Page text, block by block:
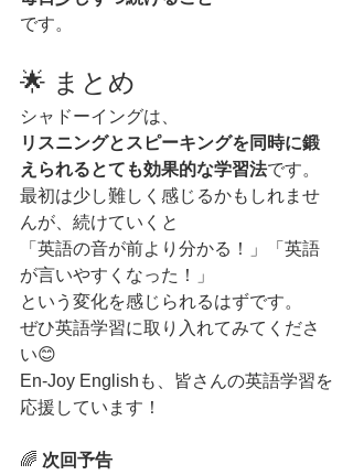
です。
🌟 まとめ
シャドーイングは、
リスニングとスピーキングを同時に鍛
えられるとても効果的な学習法です。
最初は少し難しく感じるかもしれませ
んが、続けていくと
「英語の音が前より分かる！」「英語
が言いやすくなった！」
という変化を感じられるはずです。
ぜひ英語学習に取り入れてみてくださ
い😊
En-Joy Englishも、皆さんの英語学習を
応援しています！
🌈 次回予告